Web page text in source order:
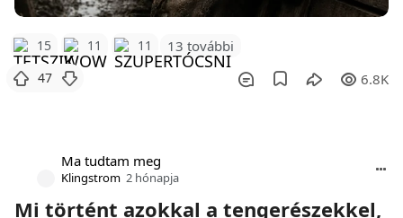
15 11 11 13 további
47 6.8K
Ma tudtam meg
Klingstrom 2 hónapja
Mi történt azokkal a tengerészekkel,